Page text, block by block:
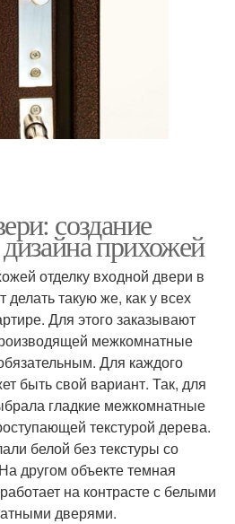
создание
прихожей
отделку входной двери в
такую же, как у всех
Для этого заказывают
межкомнатные
Для каждого
быть свой вариант. Так, для
гладкие межкомнатные
текстурой дерева.
белой без текстуры со
другом объекте темная
на контрасте с белыми
дверями.